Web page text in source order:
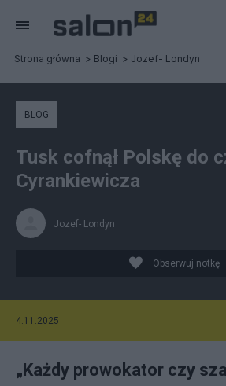
Strona główna Blogi Jozef- Londyn
BLOG
Tusk cofnął Polskę do
Cyrankiewicza
Jozef- Londyn
Obserwuj notkę
4.11.2025
„Każdy prowokator czy